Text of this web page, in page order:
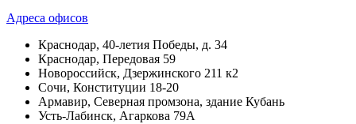
Адреса офисов
Краснодар, 40-летия Победы, д. 34
Краснодар, Передовая 59
Новороссийск, Дзержинского 211 к2
Сочи, Конституции 18-20
Армавир, Северная промзона, здание Кубань
Усть-Лабинск, Агаркова 79А